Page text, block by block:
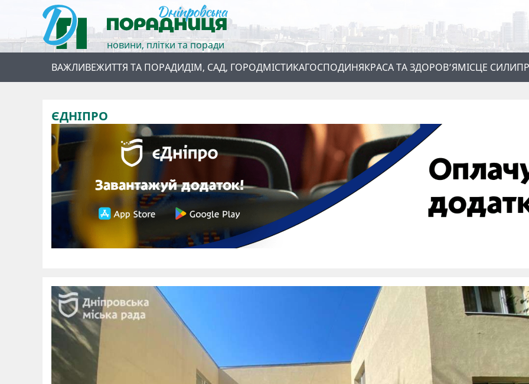
новини, плітки та поради
ВАЖЛИВЕЖИТТЯ ТА ПОРАДИДІМ, САД, ГОРОДМІСТИКАГОСПОДИНЯКРАСА ТА ЗДОРОВ’ЯМІСЦЕ СИЛИ
ЄДНІПРО